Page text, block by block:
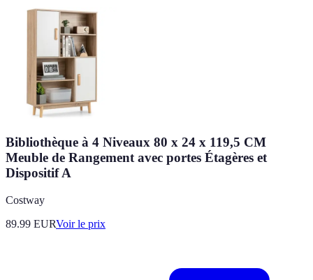
Bibliothèque à 4 Niveaux 80 x 24 x 119,5 CM
Meuble de Rangement avec portes Étagères et
Dispositif A
Costway
89.99 EURVoir le prix